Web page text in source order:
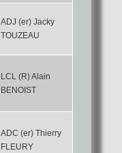
ADJ (er) Jacky
TOUZEAU
LCL (R) Alain
BENOIST
ADC (er) Thierry
FLEURY